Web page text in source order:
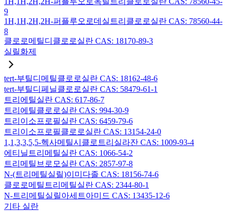
9
1H,1H,2H,2H-퍼플루오로데실트리클로로실란 CAS: 78560-44-
8
클로로메틸디클로로실란 CAS: 18170-89-3
실릴화제
tert-부틸디메틸클로로실란 CAS: 18162-48-6
tert-부틸디페닐클로로실란 CAS: 58479-61-1
트리에틸실란 CAS: 617-86-7
트리에틸클로로실란 CAS: 994-30-9
트리이소프로필실란 CAS: 6459-79-6
트리이소프로필클로로실란 CAS: 13154-24-0
1,1,3,3,5,5-헥사메틸시클로트리실라잔 CAS: 1009-93-4
에티닐트리메틸실란 CAS: 1066-54-2
트리메틸브로모실란 CAS: 2857-97-8
N-(트리메틸실릴)이미다졸 CAS: 18156-74-6
클로로메틸트리메틸실란 CAS: 2344-80-1
N-트리메틸실릴아세트아미드 CAS: 13435-12-6
기타 실란